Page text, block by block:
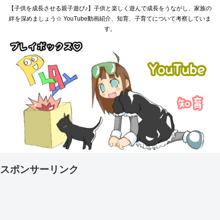
【子供を成長させる親子遊び♪】子供と楽しく遊んで成長をうながし、家族の
絆を深めましょう☆ YouTube動画紹介、知育、子育てについて考察していま
す。
スポンサーリンク